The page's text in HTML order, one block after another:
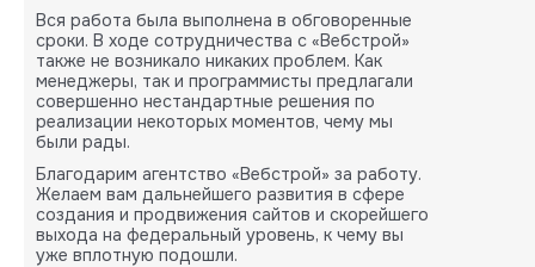
Вся работа была выполнена в обговоренные
сроки. В ходе сотрудничества с «Вебстрой»
также не возникало никаких проблем. Как
менеджеры, так и программисты предлагали
совершенно нестандартные решения по
реализации некоторых моментов, чему мы
были рады.
Благодарим агентство «Вебстрой» за работу.
Желаем вам дальнейшего развития в сфере
создания и продвижения сайтов и скорейшего
выхода на федеральный уровень, к чему вы
уже вплотную подошли.